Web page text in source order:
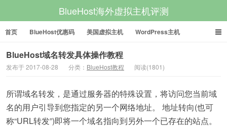
BlueHost海外虚拟主机评测
首页 BlueHost优惠码 美国虚拟主机 WordPress主机
美国VPS 美国服务器
BlueHost域名转发具体操作教程
发布于 2017-08-28 分类： BlueHost教程 阅读(1801)
所谓域名转发，是通过服务器的特殊设置，将访问您当前域
名的用户引导到您指定的另一个网络地址。 地址转向(也可
称“URL转发”)即将一个域名指向到另外一个已存在的站点。